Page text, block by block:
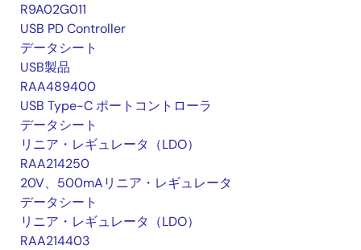
R9A02G011
USB PD Controller
データシート
USB製品
RAA489400
USB Type-C ポートコントローラ
データシート
リニア・レギュレータ（LDO）
RAA214250
20V、500mAリニア・レギュレータ
データシート
リニア・レギュレータ（LDO）
RAA214403